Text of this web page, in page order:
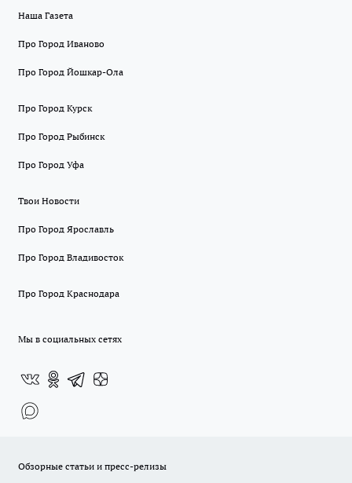
Наша Газета
Про Город Иваново
Про Город Йошкар-Ола
Про Город Курск
Про Город Рыбинск
Про Город Уфа
Твои Новости
Про Город Ярославль
Про Город Владивосток
Про Город Краснодара
Мы в социальных сетях
Обзорные статьи и пресс-релизы